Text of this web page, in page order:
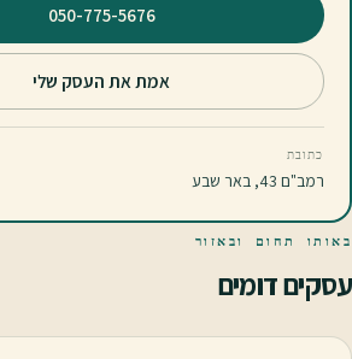
⁦050-775-5676⁩
אמת את העסק שלי
כתובת
רמב"ם 43, באר שבע
באותו תחום ובאזור
עסקים דומים